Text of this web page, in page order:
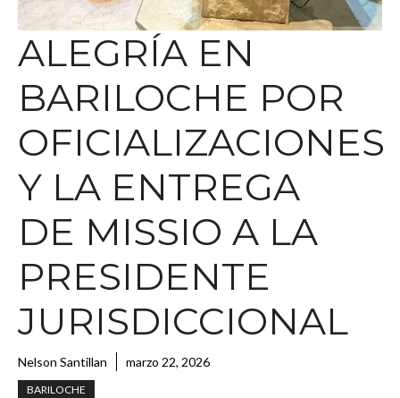
ALEGRÍA EN
BARILOCHE POR
OFICIALIZACIONES
Y LA ENTREGA
DE MISSIO A LA
PRESIDENTE
JURISDICCIONAL
Nelson Santillan marzo 22, 2026
BARILOCHE